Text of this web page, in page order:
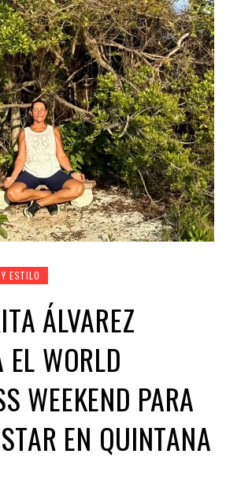
ESTILO
ÁLVAREZ
WORLD
WEEKEND PARA
EN QUINTANA